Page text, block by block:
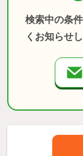
検索中の条
くお知らせ